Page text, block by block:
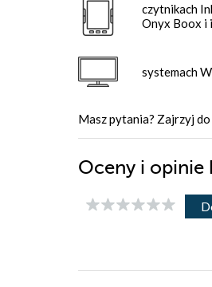
czytnikach
Onyx Boox i
systemach
Masz pytania? Zajrzyj do
Oceny i